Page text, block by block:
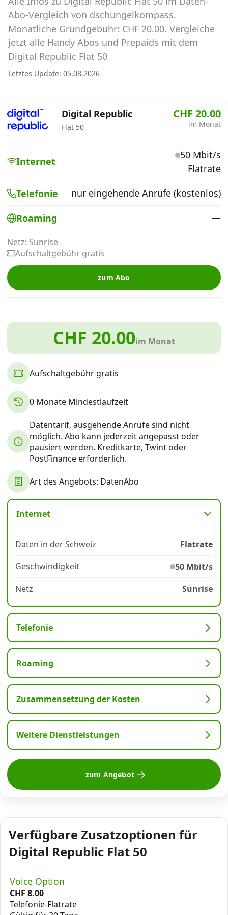
Abos für Tablets, Hotspots und Smart
Watches
Tarifrechner Handy-Abo
Der gute alte Tarifrechner im neuen Design
Alle Anbieter
Mobilfunknetz Schweiz
Handy-Abo kündigen oder
Internet, TV, Telefon
Aktionen
News
Forum
Über uns
Datenschutz AGB·Impressum
Abo-Vergleich von dschungelkompass.
Monatliche Grundgebühr: CHF 20.00. Vergleiche
jetzt alle Handy Abos und Prepaids mit dem
Digital Republic Flat 50
Letztes Update: 05.08.2026
Digital Republic
Flat 50
CHF 20.00
im Monat
Internet
50 Mbit/s
Flatrate
Telefonie nur eingehende Anrufe (kostenlos)
Roaming —
Netz: Sunrise
Aufschaltgebühr gratis
zum Abo
CHF 20.00im Monat
Aufschaltgebühr gratis
0 Monate Mindestlaufzeit
Datentarif, ausgehende Anrufe sind nicht
möglich. Abo kann jederzeit angepasst oder
pausiert werden. Kreditkarte, Twint oder
PostFinance erforderlich.
Art des Angebots: DatenAbo
Internet
Daten in der Schweiz
Flatrate
Geschwindigkeit
50 Mbit/s
Netz
Sunrise
Telefonie
Roaming
Zusammensetzung der Kosten
Weitere Dienstleistungen
zum Angebot
Verfügbare Zusatzoptionen für
Digital Republic Flat 50
Voice Option
CHF 8.00
Telefonie-Flatrate